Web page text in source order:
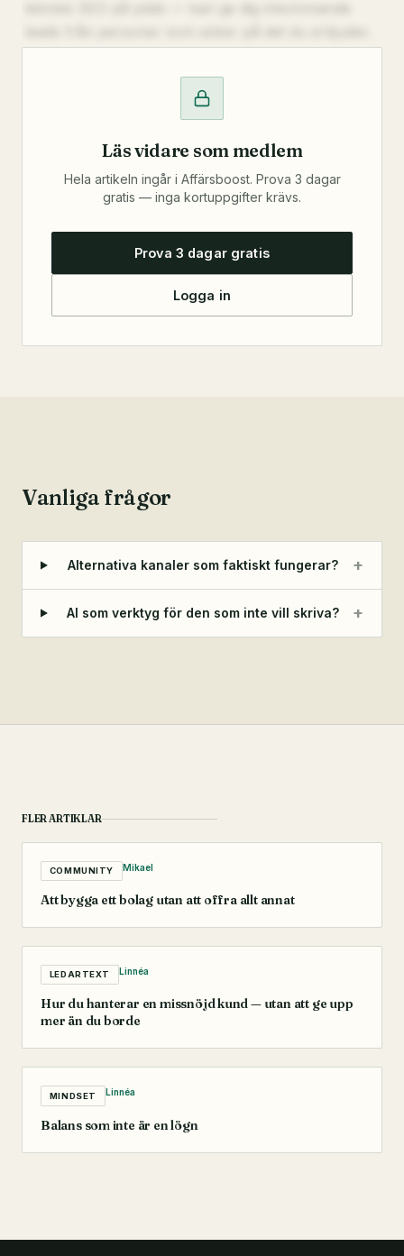
Läs vidare som medlem
Hela artikeln ingår i Affärsboost. Prova 3 dagar
gratis — inga kortuppgifter krävs.
Prova 3 dagar gratis
Logga in
Vanliga frågor
Alternativa kanaler som faktiskt fungerar? +
AI som verktyg för den som inte vill skriva? +
FLER ARTIKLAR
COMMUNITY Mikael
Att bygga ett bolag utan att offra allt annat
LEDARTEXT Linnéa
Hur du hanterar en missnöjd kund — utan att ge upp
mer än du borde
MINDSET Linnéa
Balans som inte är en lögn